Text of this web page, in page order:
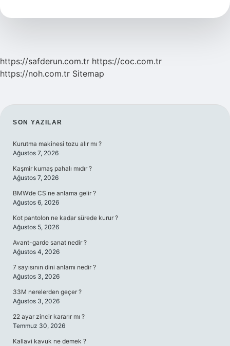
https://safderun.com.tr https://coc.com.tr
https://noh.com.tr Sitemap
SIDEBAR
SON YAZILAR
Kurutma makinesi tozu alır mı ?
Ağustos 7, 2026
Kaşmir kumaş pahalı mıdır ?
Ağustos 7, 2026
BMW’de CS ne anlama gelir ?
Ağustos 6, 2026
Kot pantolon ne kadar sürede kurur ?
Ağustos 5, 2026
Avant-garde sanat nedir ?
Ağustos 4, 2026
7 sayısının dini anlamı nedir ?
Ağustos 3, 2026
33M nerelerden geçer ?
Ağustos 3, 2026
22 ayar zincir kararır mı ?
Temmuz 30, 2026
Kallavi kavuk ne demek ?